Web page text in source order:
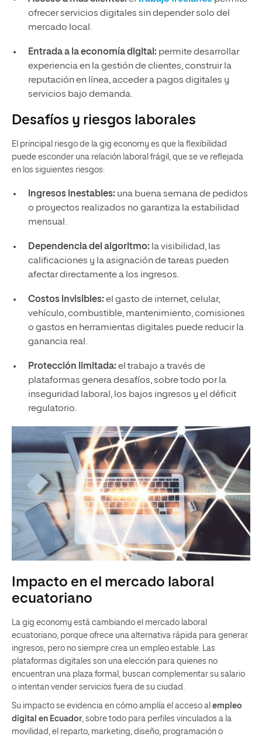
ofrecer servicios digitales sin depender solo del
mercado local.
Entrada a la economía digital: permite desarrollar
experiencia en la gestión de clientes, construir la
reputación en línea, acceder a pagos digitales y
servicios bajo demanda.
Desafíos y riesgos laborales
El principal riesgo de la gig economy es que la flexibilidad
puede esconder una relación laboral frágil, que se ve reflejada
en los siguientes riesgos:
Ingresos inestables: una buena semana de pedidos
o proyectos realizados no garantiza la estabilidad
mensual.
Dependencia del algoritmo: la visibilidad, las
calificaciones y la asignación de tareas pueden
afectar directamente a los ingresos.
Costos invisibles: el gasto de internet, celular,
vehículo, combustible, mantenimiento, comisiones
o gastos en herramientas digitales puede reducir la
ganancia real.
Protección limitada: el trabajo a través de
plataformas genera desafíos, sobre todo por la
inseguridad laboral, los bajos ingresos y el déficit
regulatorio.
Impacto en el mercado laboral
ecuatoriano
La gig economy está cambiando el mercado laboral
ecuatoriano, porque ofrece una alternativa rápida para generar
ingresos, pero no siempre crea un empleo estable. Las
plataformas digitales son una elección para quienes no
encuentran una plaza formal, buscan complementar su salario
o intentan vender servicios fuera de su ciudad.
Su impacto se evidencia en cómo amplía el acceso al empleo
digital en Ecuador, sobre todo para perfiles vinculados a la
movilidad, el reparto, marketing, diseño, programación o